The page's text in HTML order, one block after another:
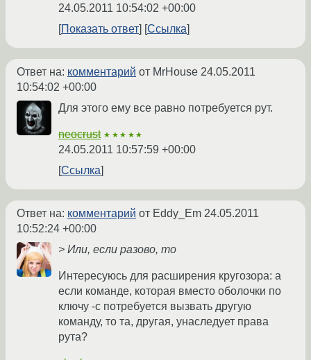
24.05.2011 10:54:02 +00:00
Показать ответ
Ссылка
Ответ на: комментарий от MrHouse 24.05.2011
10:54:02 +00:00
Для этого ему все равно потребуется рут.
neocrust ★★★★★
24.05.2011 10:57:59 +00:00
Ссылка
Ответ на: комментарий от Eddy_Em 24.05.2011
10:52:24 +00:00
> Или, если разово, то
Интересуюсь для расширения кругозора: а
если команде, которая вместо оболочки по
ключу -с потребуется вызвать другую
команду, то та, другая, унаследует права
рута?